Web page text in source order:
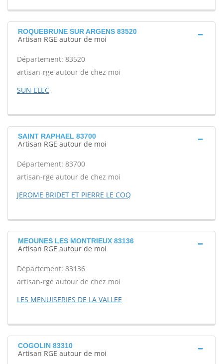
ROQUEBRUNE SUR ARGENS 83520
Artisan RGE autour de moi
Département: 83520
artisan-rge autour de chez moi
SUN ELEC
SAINT RAPHAEL 83700
Artisan RGE autour de moi
Département: 83700
artisan-rge autour de chez moi
JEROME BRIDET ET PIERRE LE COQ
MEOUNES LES MONTRIEUX 83136
Artisan RGE autour de moi
Département: 83136
artisan-rge autour de chez moi
LES MENUISERIES DE LA VALLEE
COGOLIN 83310
Artisan RGE autour de moi